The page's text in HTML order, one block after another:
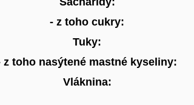
- z toho cukry:
Tuky:
z toho nasýtené mastné kyseliny:
Vláknina: